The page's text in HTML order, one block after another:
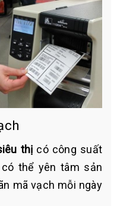
thị có công suất
thể yên tâm sản
mã vạch mỗi ngày